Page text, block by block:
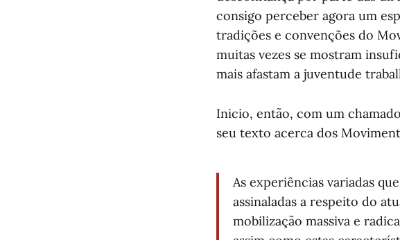
consigo perceber agora um
tradições e convenções do
muitas vezes se mostram
mais afastam a juventude
Inicio, então, com um
seu texto acerca dos
As experiências variadas
assinaladas a respeito do
mobilização massiva e